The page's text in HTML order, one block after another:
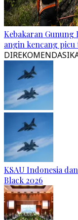
Kebakaran Gunung
angin kencang
KSAU Indonesia
Black 2026